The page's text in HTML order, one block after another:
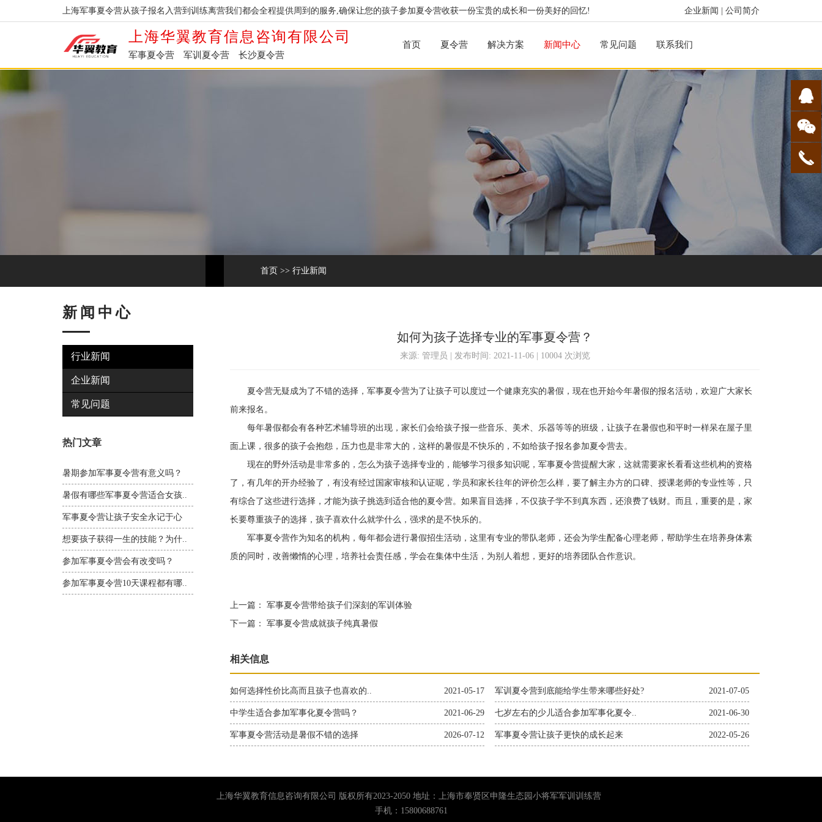
企业新闻 公司简介
上海军事夏令营从孩子报名入营到训练离营我们都会全程提供周到的服务,确保让您的孩子参加夏令营收获一份宝贵的成长和一份美好的回忆!
上海华翼教育信息咨询有限公司
军事夏令营 军训夏令营 长沙夏令营
首页 夏令营 解决方案 新闻中心 常见问题 联系我们
首页 >> 行业新闻
新闻中心
行业新闻
企业新闻
常见问题
热门文章
暑期参加军事夏令营有意义吗？
暑假有哪些军事夏令营适合女孩..
军事夏令营让孩子安全永记于心
想要孩子获得一生的技能？为什..
参加军事夏令营会有改变吗？
参加军事夏令营10天课程都有哪..
如何为孩子选择专业的军事夏令营？
来源: 管理员 | 发布时间: 2021-11-06 | 10004 次浏览
夏令营无疑成为了不错的选择，军事夏令营为了让孩子可以度过一个健康充实的暑假，现在也开始今年暑假的报名活动，欢迎广大家长
前来报名。
每年暑假都会有各种艺术辅导班的出现，家长们会给孩子报一些音乐、美术、乐器等等的班级，让孩子在暑假也和平时一样呆在屋子里
面上课，很多的孩子会抱怨，压力也是非常大的，这样的暑假是不快乐的，不如给孩子报名参加夏令营去。
现在的野外活动是非常多的，怎么为孩子选择专业的，能够学习很多知识呢，军事夏令营提醒大家，这就需要家长看看这些机构的资格
了，有几年的开办经验了，有没有经过国家审核和认证呢，学员和家长往年的评价怎么样，要了解主办方的口碑、授课老师的专业性等，只
有综合了这些进行选择，才能为孩子挑选到适合他的夏令营。如果盲目选择，不仅孩子学不到真东西，还浪费了钱财。而且，重要的是，家
长要尊重孩子的选择，孩子喜欢什么就学什么，强求的是不快乐的。
军事夏令营作为知名的机构，每年都会进行暑假招生活动，这里有专业的带队老师，还会为学生配备心理老师，帮助学生在培养身体素
质的同时，改善懒惰的心理，培养社会责任感，学会在集体中生活，为别人着想，更好的培养团队合作意识。
上一篇：
军事夏令营带给孩子们深刻的军训体验
下一篇：
军事夏令营成就孩子纯真暑假
相关信息
2021-05-17
如何选择性价比高而且孩子也喜欢的.. 2021-07-05
军训夏令营到底能给学生带来哪些好处?
2021-06-29
中学生适合参加军事化夏令营吗？ 2021-06-30
七岁左右的少儿适合参加军事化夏令..
2026-07-12
军事夏令营活动是暑假不错的选择 2022-05-26
军事夏令营让孩子更快的成长起来
上海华翼教育信息咨询有限公司 版权所有2023-2050 地址：上海市奉贤区申隆生态园小将军军训训练营
手机：15800688761